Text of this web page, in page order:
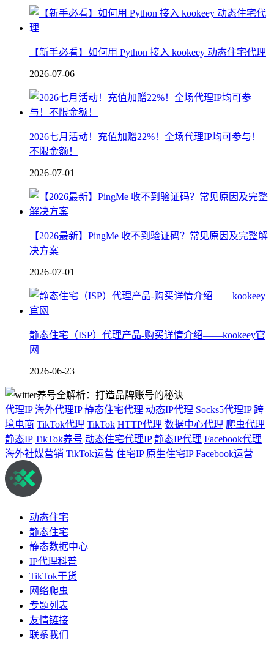
【新手必看】如何用 Python 接入 kookeey 动态住宅代理
2026-07-06
2026七月活动！充值加赠22%！全场代理IP均可参与！
不限金额！
2026-07-01
【2026最新】PingMe 收不到验证码？常见原因及完整解
决方案
2026-07-01
静态住宅（ISP）代理产品-购买详情介绍——kookeey官
网
2026-06-23
代理IP 海外代理IP 静态住宅代理 动态IP代理 Socks5代理IP 跨
境电商 TikTok代理 TikTok HTTP代理 数据中心代理 爬虫代理
静态IP TikTok养号 动态住宅代理IP 静态IP代理 Facebook代理
海外社媒营销 TikTok运营 住宅IP 原生住宅IP Facebook运营
动态住宅
静态住宅
静态数据中心
IP代理科普
TikTok干货
网络爬虫
专题列表
友情链接
联系我们